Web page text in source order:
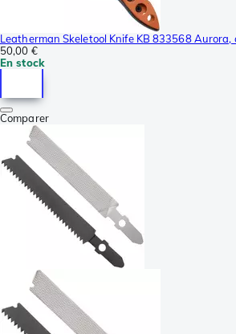
Leatherman Skeletool Knife KB 833568 Aurora,
50,00 €
En stock
Comparer